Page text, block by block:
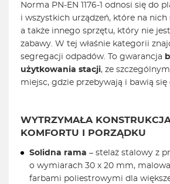
Norma PN-EN
1176-1 odnosi się do
i wszystkich urządzeń, które na nich
a także innego sprzętu, który nie
zabawy. W tej właśnie kategorii
segregacji odpadów. To gwarancja
użytkowania stacji, ze
miejsc, gdzie przebywają i bawią się
WYTRZYMAŁA
KOMFORTU I PORZĄDKU
Solidna rama – stelaż stalowy z
o wymiarach 30 x 20 mm,
farbami poliestrowymi dla